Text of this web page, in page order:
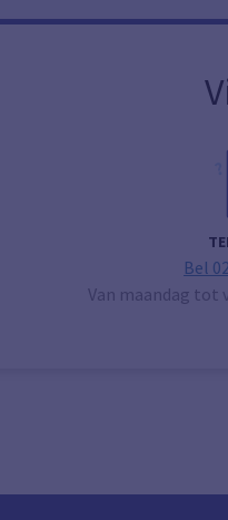
Bel
Van maandag tot